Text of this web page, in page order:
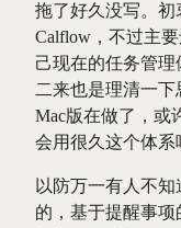
拖了好久没写。初
Calflow，不过主
己现在的任务管理
二来也是理清一
Mac版在做了，或
会用很久这个体系
以防万一有人不
的，基于提醒事项